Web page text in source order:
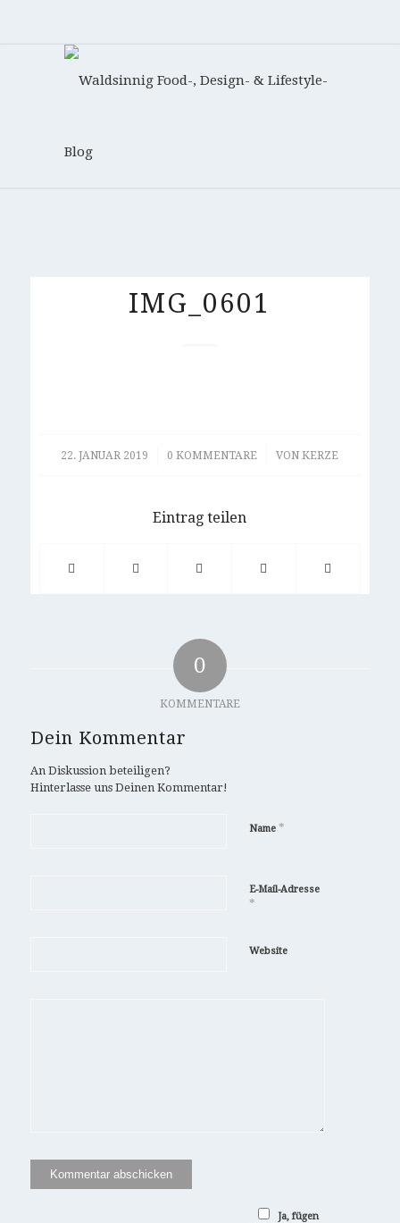
IMG_0601
22. JANUAR 2019
/ 0 KOMMENTARE
/ VONKERZE
Eintrag teilen
0
KOMMENTARE
Dein Kommentar
An Diskussion beteiligen?
Hinterlasse uns Deinen Kommentar!
Name *
E-Mail-Adresse
*
Website
Ja, fügen